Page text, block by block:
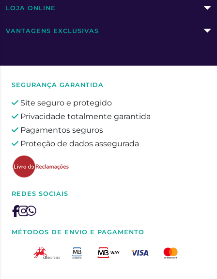
LOJA ONLINE
VANTAGENS EXCLUSIVAS
SEGURANÇA GARANTIDA
Site seguro e protegido
Privacidade totalmente garantida
Pagamentos seguros
Proteção de dados assegurada
REDES SOCIAIS
MÉTODOS DE ENVIO E PAGAMENTO